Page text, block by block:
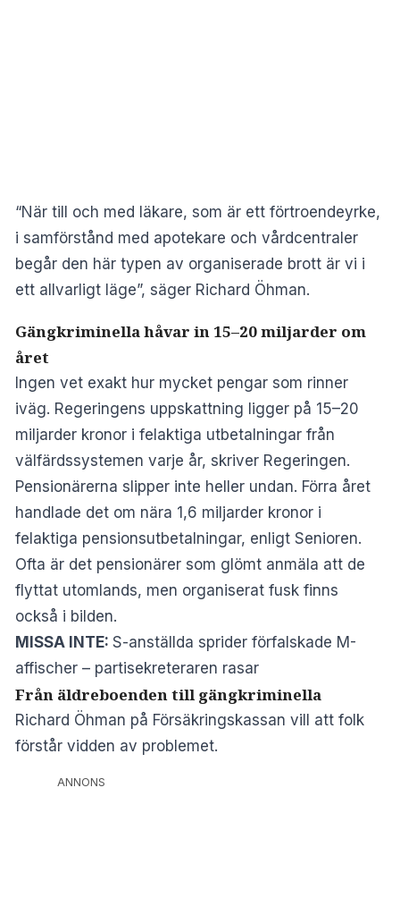
“När till och med läkare, som är ett förtroendeyrke,
i samförstånd med apotekare och vårdcentraler
begår den här typen av organiserade brott är vi i
ett allvarligt läge”, säger Richard Öhman.
Gängkriminella håvar in 15–20 miljarder om
året
Ingen vet exakt hur mycket pengar som rinner
iväg. Regeringens uppskattning ligger på 15–20
miljarder kronor i felaktiga utbetalningar från
välfärdssystemen varje år, skriver Regeringen.
Pensionärerna slipper inte heller undan. Förra året
handlade det om nära 1,6 miljarder kronor i
felaktiga pensionsutbetalningar, enligt Senioren.
Ofta är det pensionärer som glömt anmäla att de
flyttat utomlands, men organiserat fusk finns
också i bilden.
MISSA INTE: S-anställda sprider förfalskade M-
affischer – partisekreteraren rasar
Från äldreboenden till gängkriminella
Richard Öhman på Försäkringskassan vill att folk
förstår vidden av problemet.
ANNONS